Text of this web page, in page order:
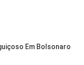
Em Bolsonaro